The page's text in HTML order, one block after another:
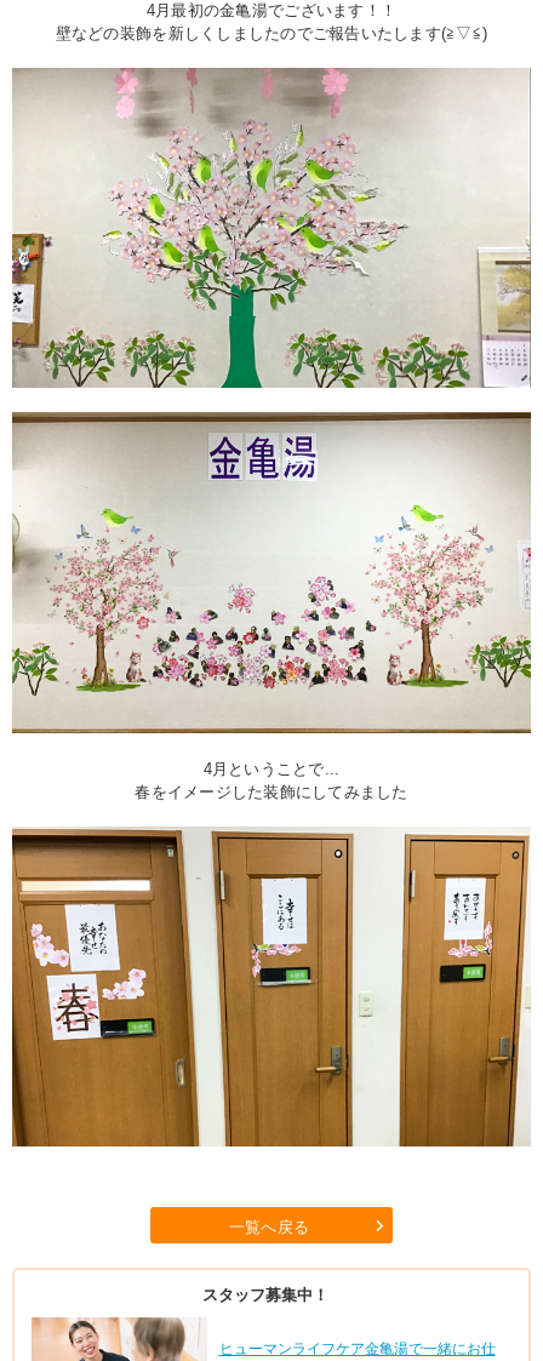
4月最初の金亀湯でございます！！
壁などの装飾を新しくしましたのでご報告いたします(≧▽≦)
4月ということで...
春をイメージした装飾にしてみました
一覧へ戻る
スタッフ募集中！
ヒューマンライフケア金亀湯で一緒にお仕